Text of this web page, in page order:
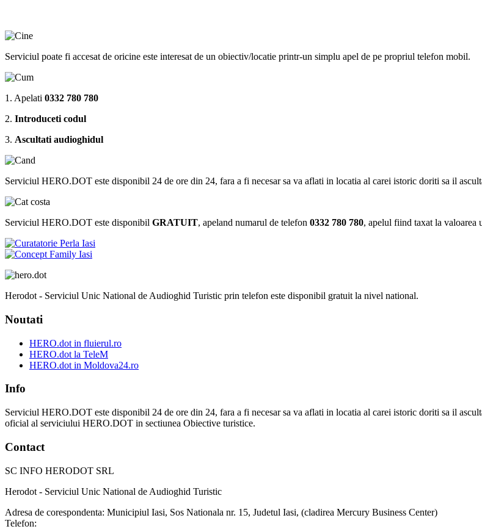
Serviciul poate fi accesat de oricine este interesat de un obiectiv/locatie printr-un simplu apel de pe propriul telefon mobil.
1. Apelati 0332 780 780
2. Introduceti codul
3. Ascultati audioghidul
Serviciul HERO.DOT este disponibil 24 de ore din 24, fara a fi necesar sa va aflati in locatia al carei istoric doriti sa il
Serviciul HERO.DOT este disponibil GRATUIT, apeland numarul de telefon 0332 780 780, apelul fiind taxat la valoarea
Herodot - Serviciul Unic National de Audioghid Turistic prin telefon este disponibil gratuit la nivel national.
Noutati
HERO.dot in fluierul.ro
HERO.dot la TeleM
HERO.dot in Moldova24.ro
Info
Serviciul HERO.DOT este disponibil 24 de ore din 24, fara a fi necesar sa va aflati in locatia al carei istoric doriti sa il
oficial al serviciului HERO.DOT in sectiunea Obiective turistice.
Contact
SC INFO HERODOT SRL
Herodot - Serviciul Unic National de Audioghid Turistic
Adresa de corespondenta: Municipiul Iasi, Sos Nationala nr. 15, Judetul Iasi, (cladirea Mercury Business Center)
Telefon: